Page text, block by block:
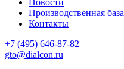
Новости
Производственная база
Контакты
+7 (495) 646-87-82
gto@dialcon.ru